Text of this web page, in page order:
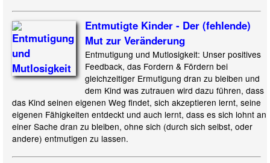
Entmutigte Kinder - Der (fehlende)
Mut zur Veränderung
Entmutigung und Mutlosigkeit: Unser positives
Feedback, das Fordern & Fördern bei
gleichzeitiger Ermutigung dran zu bleiben und
dem Kind was zutrauen wird dazu führen, dass
das Kind seinen eigenen Weg findet, sich akzeptieren lernt, seine
eigenen Fähigkeiten entdeckt und auch lernt, dass es sich lohnt an
einer Sache dran zu bleiben, ohne sich (durch sich selbst, oder
andere) entmutigen zu lassen.